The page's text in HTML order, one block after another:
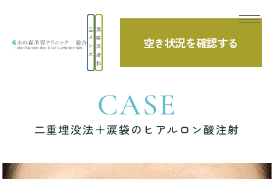
メ
ン
ズ
美
容
皮
膚
科
空き状況を確認する
TOP 症例写真 二重埋没法＋涙袋のヒアルロン酸注射
CASE
二重埋没法＋涙袋のヒアルロン酸注射